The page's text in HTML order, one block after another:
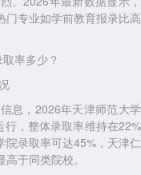
门专业如学前教育报录比高
，2026年天津师范大学
，整体录取率维持在22%
院录取率可达45%，天津仁
于同类院校。